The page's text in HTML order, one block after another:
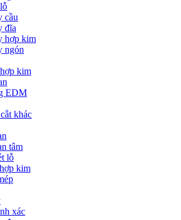
cầu
đĩa
hợp kim
ngón
kim
EDM
khác
tâm
lỗ
kim
xác